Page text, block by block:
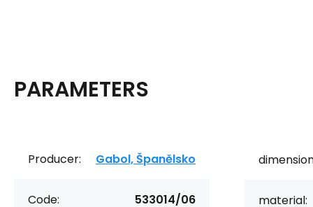
PARAMETERS
Producer: Gabol, Španělsko
Code: 533014/06 material: